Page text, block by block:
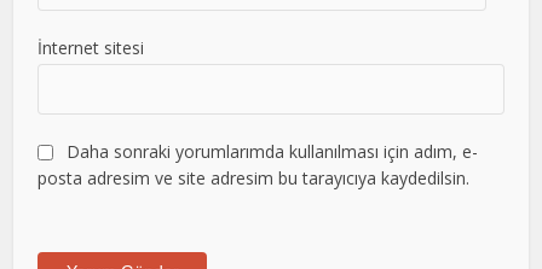
İnternet sitesi
Daha sonraki yorumlarımda kullanılması için adım, e-
posta adresim ve site adresim bu tarayıcıya kaydedilsin.